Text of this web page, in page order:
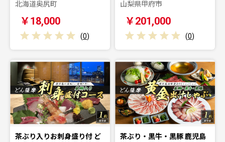
北海道奥尻町
￥18,000
(0)
山梨県甲府市
￥201,000
(0)
茶ぶり入りお刺身盛り付 ど
茶ぶり・黒牛・黒豚 鹿児島